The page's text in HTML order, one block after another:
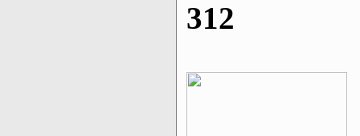
312